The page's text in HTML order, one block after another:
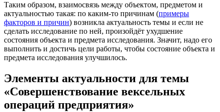
Таким образом, взаимосвязь между объектом, предметом и
актуальностью такая: по каким-то причинам (примеры
факторов и причин) возникла актуальность темы и если не
сделать исследование по ней, произойдёт ухудшение
состояния объекта и предмета исследования. Значит, надо его
выполнить и достичь цели работы, чтобы состояние объекта и
предмета исследования улучшилось.
Элементы актуальности для темы
«Совершенствование вексельных
операций предприятия»